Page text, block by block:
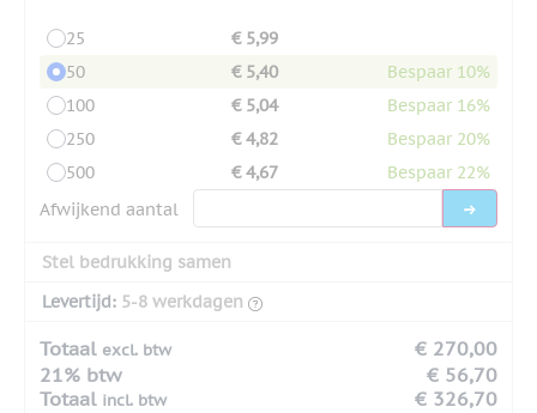
25
€ 5,99
50
€ 5,40
Bespaar 10%
100
€ 5,04
Bespaar 16%
250
€ 4,82
Bespaar 20%
500
€ 4,67
Bespaar 22%
Afwijkend aantal
Stel bedrukking samen
Levertijd: 5-8 werkdagen
Totaal excl. btw
€ 270,00
21% btw
€ 56,70
Totaal incl. btw € 326,70